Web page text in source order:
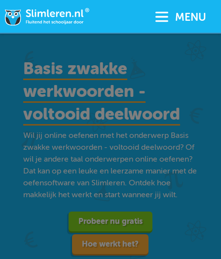
MENU
Basis zwakke
werkwoorden -
voltooid deelwoord
Wil jij online oefenen met het onderwerp Basis
zwakke werkwoorden - voltooid deelwoord? Of
wil je andere taal onderwerpen online oefenen?
Dat kan op een leuke en leerzame manier met de
oefensoftware van Slimleren. Ontdek hoe
makkelijk het werkt en start wanneer jij wilt.
Probeer nu gratis
Hoe werkt het?